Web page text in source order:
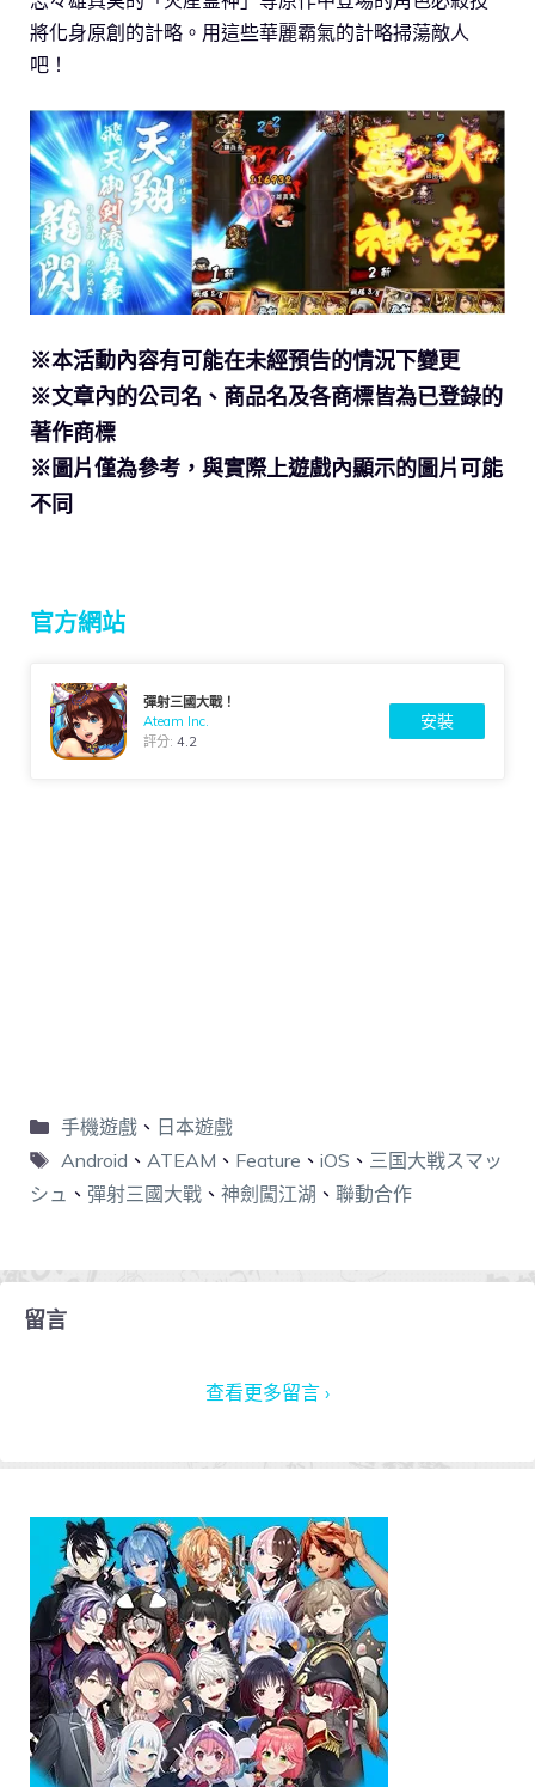
將化身原創的計略。用這些華麗霸氣的計略掃蕩敵人
吧！
※本活動內容有可能在未經預告的情況下變更
※文章內的公司名、商品名及各商標皆為已登錄的
著作商標
※圖片僅為參考，與實際上遊戲內顯示的圖片可能
不同
官方網站
彈射三國大戰！
Ateam Inc.
評分:4.2
安裝
手機遊戲、 日本遊戲
Android 、 ATEAM 、 Feature 、 iOS 、 三国大戦スマッ
シュ 、 彈射三國大戰 、 神劍闖江湖 、 聯動合作
留言
查看更多留言 ›